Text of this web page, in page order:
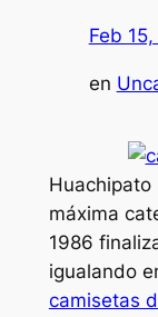
Feb
en
Huachipato
máxima
1986
igualando
camisetas